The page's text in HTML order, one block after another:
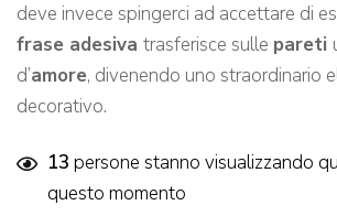
deve invece spingerci ad accettare di
frase adesiva trasferisce sulle pareti
d’amore, divenendo uno straordinario
decorativo.
13 persone stanno visualizzando
questo momento